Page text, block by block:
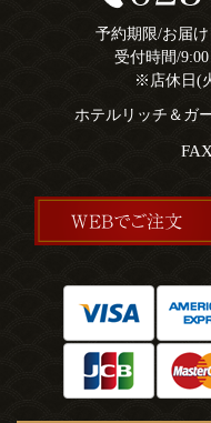
予約期限/お届
受付時間/9:00
※店休日(
ホテルリッチ＆ガ